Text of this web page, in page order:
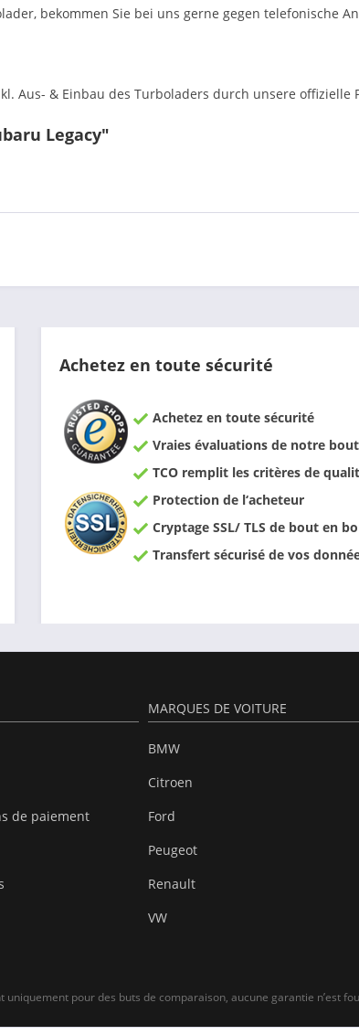
bekommen Sie bei uns gerne gegen telefonische
Aus- & Einbau des Turboladers durch unsere offizielle
Legacy"
Achetez en toute sécurité
Achetez en toute sécurité
Vraies évaluations de notre
TCO remplit les critères de
Protection de l‘acheteur
Cryptage SSL/ TLS de bout en
Transfert sécurisé de vos
de paiement
MARQUES DE VOITURE
BMW
Citroen
Ford
Peugeot
Renault
VW
uniquement pour des buts de comparaison, aucune garantie n’est